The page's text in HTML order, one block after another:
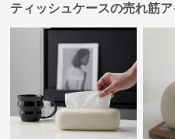
ティッシュケースの売れ筋ア